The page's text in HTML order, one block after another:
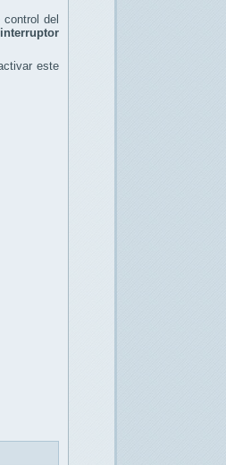
del
este